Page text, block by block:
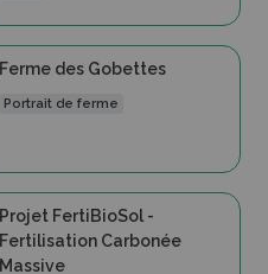
Ferme des Gobettes
Portrait de ferme
Projet FertiBioSol -
Fertilisation Carbonée
Massive